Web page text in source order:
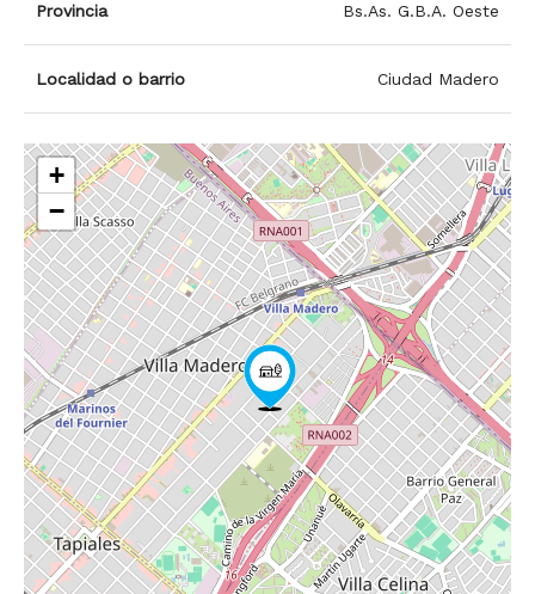
Provincia Bs.As. G.B.A. Oeste
Localidad o barrio Ciudad Madero
+
−